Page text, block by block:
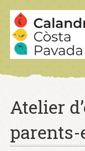
Atelier